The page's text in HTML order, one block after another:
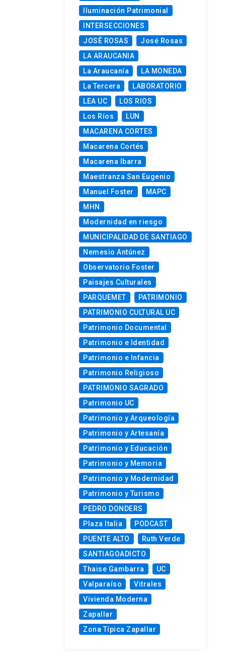
Iluminación Patrimonial
INTERSECCIONES
JOSÉ ROSAS
José Rosas
LA ARAUCANIA
La Araucanía
LA MONEDA
La Tercera
LABORATORIO
LEA UC
LOS RIOS
Los Ríos
LUN
MACARENA CORTES
Macarena Cortés
Macarena Ibarra
Maestranza San Eugenio
Manuel Foster
MAPC
MHN
Modernidad en riesgo
MUNICIPALIDAD DE SANTIAGO
Nemesio Antúnez
Observatorio Foster
Paisajes Culturales
PARQUEMET
PATRIMONIO
PATRIMONIO CULTURAL UC
Patrimonio Documental
Patrimonio e Identidad
Patrimonio e Infancia
Patrimonio Religioso
PATRIMONIO SAGRADO
Patrimonio UC
Patrimonio y Arqueología
Patrimonio y Artesanía
Patrimonio y Educación
Patrimonio y Memoria
Patrimonio y Modernidad
Patrimonio y Turismo
PEDRO DONDERS
Plaza Italia
PODCAST
PUENTE ALTO
Ruth Verde
SANTIAGOADICTO
Thaise Gambarra
UC
Valparaíso
Vitrales
Vivienda Moderna
Zapallar
Zona Típica Zapallar